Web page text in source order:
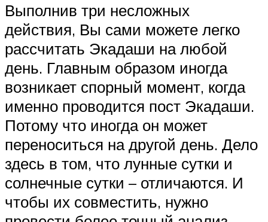
Выполнив три несложных
действия, Вы сами можете легко
рассчитать Экадаши на любой
день. Главным образом иногда
возникает спорный момент, когда
именно проводится пост Экадаши.
Потому что иногда он может
переноситься на другой день. Дело
здесь в том, что лунные сутки и
солнечные сутки – отличаются. И
чтобы их совместить, нужно